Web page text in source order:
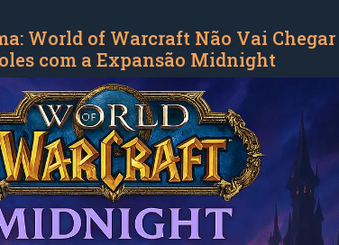
World of Warcraft Não Vai Chegar
com a Expansão Midnight